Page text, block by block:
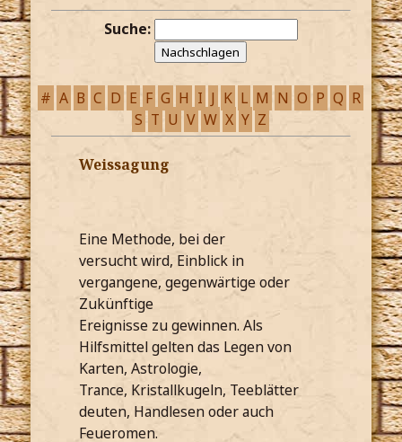
Suche:
# A B C D E F G H I J K L M N O P Q R
S T U V W X Y Z
Weissagung
Eine Methode, bei der
versucht wird, Einblick in
vergangene, gegenwärtige oder
Zukünftige
Ereignisse zu gewinnen. Als
Hilfsmittel gelten das Legen von
Karten, Astrologie,
Trance, Kristallkugeln, Teeblätter
deuten, Handlesen oder auch
Feueromen.